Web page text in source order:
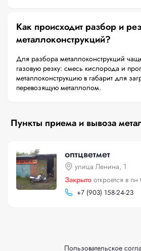
Как происходит разбор и
металлоконструкций?
Для разбора металлоконструкций
газовую резку: смесь кислорода и
металлоконструкцию в габарит для
перевозящую металлолом.
Пункты приема и вывоза
оптцветмет
улица Ленина, 1
Закрыто откроется в
+7 (903) 158-24-23
Пользовательское